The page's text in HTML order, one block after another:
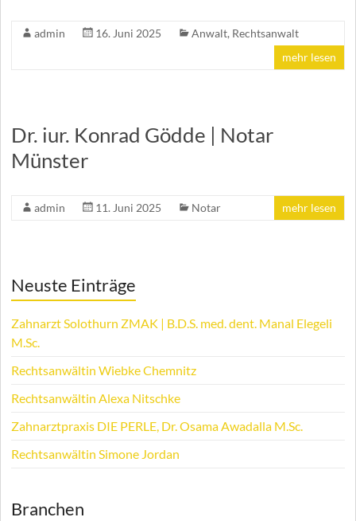
admin 16. Juni 2025 Anwalt, Rechtsanwalt
mehr lesen
Dr. iur. Konrad Gödde | Notar
Münster
admin 11. Juni 2025 Notar mehr lesen
Neuste Einträge
Zahnarzt Solothurn ZMAK | B.D.S. med. dent. Manal Elegeli
M.Sc.
Rechtsanwältin Wiebke Chemnitz
Rechtsanwältin Alexa Nitschke
Zahnarztpraxis DIE PERLE, Dr. Osama Awadalla M.Sc.
Rechtsanwältin Simone Jordan
Branchen